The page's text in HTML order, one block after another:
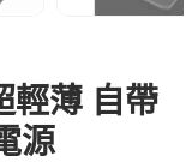
輕薄 自帶
源